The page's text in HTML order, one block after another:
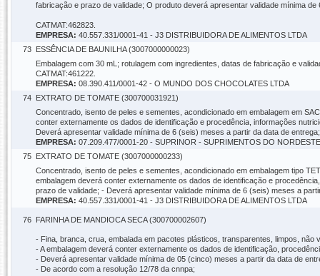
fabricação e prazo de validade; O produto deverá apresentar validade mínima
CATMAT:462823.
EMPRESA: 40.557.331/0001-41 - J3 DISTRIBUIDORA DE ALIMENTOS LTDA
73 ESSÊNCIA DE BAUNILHA (3007000000023)
Embalagem com 30 mL; rotulagem com ingredientes, datas de fabricação e
CATMAT:461222.
EMPRESA: 08.390.411/0001-42 - O MUNDO DOS CHOCOLATES LTDA
74 EXTRATO DE TOMATE (300700031921)
Concentrado, isento de peles e sementes, acondicionado em embalagem em
conter externamente os dados de identificação e procedência, informações
Deverá apresentar validade mínima de 6 (seis) meses a partir da data de
EMPRESA: 07.209.477/0001-20 - SUPRINOR - SUPRIMENTOS DO
75 EXTRATO DE TOMATE (3007000000233)
Concentrado, isento de peles e sementes, acondicionado em embalagem tipo
embalagem deverá conter externamente os dados de identificação e
prazo de validade; - Deverá apresentar validade mínima de 6 (seis) meses a
EMPRESA: 40.557.331/0001-41 - J3 DISTRIBUIDORA DE ALIMENTOS LTDA
76 FARINHA DE MANDIOCA SECA (300700002607)
- Fina, branca, crua, embalada em pacotes plásticos, transparentes, limpos, não
- A embalagem deverá conter externamente os dados de identificação,
- Deverá apresentar validade mínima de 05 (cinco) meses a partir da data de
- De acordo com a resolução 12/78 da cnnpa;